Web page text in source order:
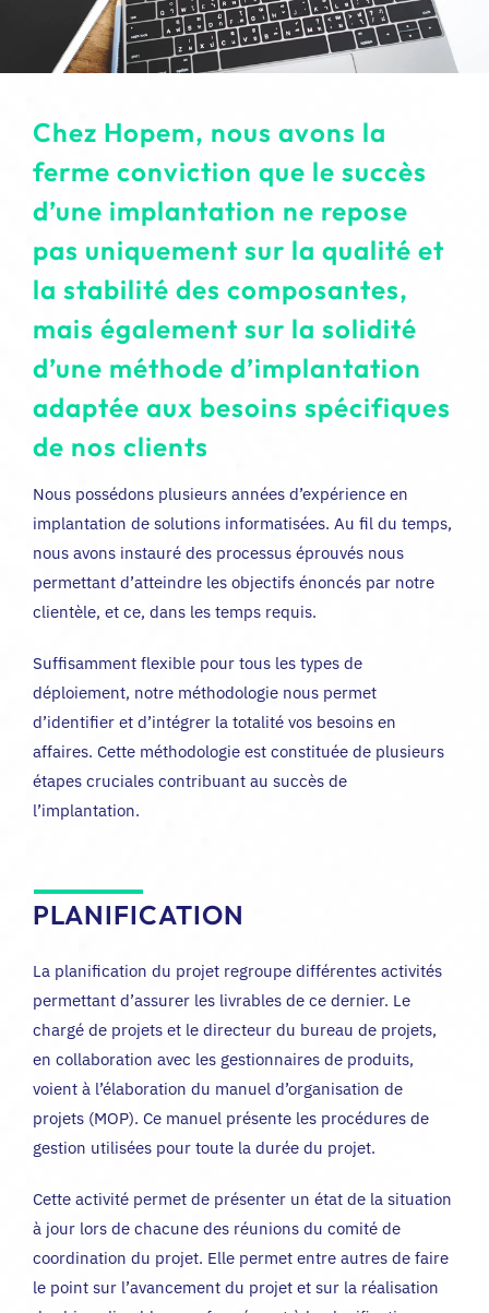
Chez Hopem, nous avons la
ferme conviction que le succès
d’une implantation ne repose
pas uniquement sur la qualité et
la stabilité des composantes,
mais également sur la solidité
d’une méthode d’implantation
adaptée aux besoins spécifiques
de nos clients
Nous possédons plusieurs années d’expérience en
implantation de solutions informatisées. Au fil du temps,
nous avons instauré des processus éprouvés nous
permettant d’atteindre les objectifs énoncés par notre
clientèle, et ce, dans les temps requis.
Suffisamment flexible pour tous les types de
déploiement, notre méthodologie nous permet
d’identifier et d’intégrer la totalité vos besoins en
affaires. Cette méthodologie est constituée de plusieurs
étapes cruciales contribuant au succès de
l’implantation.
PLANIFICATION
La planification du projet regroupe différentes activités
permettant d’assurer les livrables de ce dernier. Le
chargé de projets et le directeur du bureau de projets,
en collaboration avec les gestionnaires de produits,
voient à l’élaboration du manuel d’organisation de
projets (MOP). Ce manuel présente les procédures de
gestion utilisées pour toute la durée du projet.
Cette activité permet de présenter un état de la situation
à jour lors de chacune des réunions du comité de
coordination du projet. Elle permet entre autres de faire
le point sur l’avancement du projet et sur la réalisation